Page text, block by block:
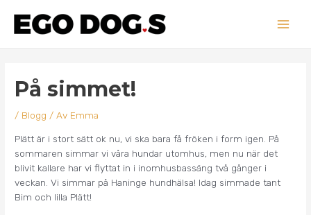
innehåll
På simmet!
/ Blogg / Av Emma
Plätt är i stort sätt ok nu, vi ska bara få fröken i form igen. På
sommaren simmar vi våra hundar utomhus, men nu när det
blivit kallare har vi flyttat in i inomhusbassäng två gånger i
veckan. Vi simmar på Haninge hundhälsa! Idag simmade tant
Bim och lilla Plätt!